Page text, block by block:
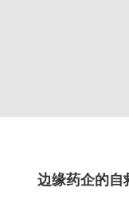
边缘药企的自